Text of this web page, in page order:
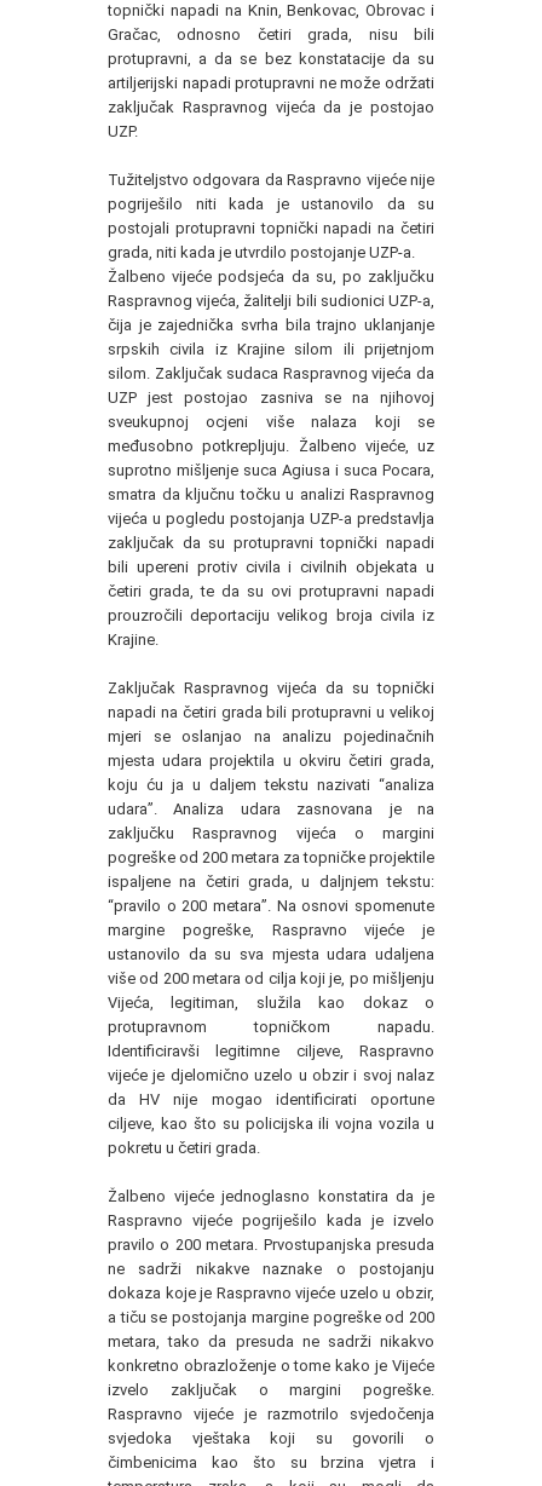
topnički napadi na Knin, Benkovac, Obrovac i
Gračac, odnosno četiri grada, nisu bili
protupravni, a da se bez konstatacije da su
artiljerijski napadi protupravni ne može održati
zaključak Raspravnog vijeća da je postojao
UZP.
Tužiteljstvo odgovara da Raspravno vijeće nije
pogriješilo niti kada je ustanovilo da su
postojali protupravni topnički napadi na četiri
grada, niti kada je utvrdilo postojanje UZP-a.
Žalbeno vijeće podsjeća da su, po zaključku
Raspravnog vijeća, žalitelji bili sudionici UZP-a,
čija je zajednička svrha bila trajno uklanjanje
srpskih civila iz Krajine silom ili prijetnjom
silom. Zaključak sudaca Raspravnog vijeća da
UZP jest postojao zasniva se na njihovoj
sveukupnoj ocjeni više nalaza koji se
međusobno potkrepljuju. Žalbeno vijeće, uz
suprotno mišljenje suca Agiusa i suca Pocara,
smatra da ključnu točku u analizi Raspravnog
vijeća u pogledu postojanja UZP-a predstavlja
zaključak da su protupravni topnički napadi
bili upereni protiv civila i civilnih objekata u
četiri grada, te da su ovi protupravni napadi
prouzročili deportaciju velikog broja civila iz
Krajine.
Zaključak Raspravnog vijeća da su topnički
napadi na četiri grada bili protupravni u velikoj
mjeri se oslanjao na analizu pojedinačnih
mjesta udara projektila u okviru četiri grada,
koju ću ja u daljem tekstu nazivati “analiza
udara”. Analiza udara zasnovana je na
zaključku Raspravnog vijeća o margini
pogreške od 200 metara za topničke projektile
ispaljene na četiri grada, u daljnjem tekstu:
“pravilo o 200 metara”. Na osnovi spomenute
margine pogreške, Raspravno vijeće je
ustanovilo da su sva mjesta udara udaljena
više od 200 metara od cilja koji je, po mišljenju
Vijeća, legitiman, služila kao dokaz o
protupravnom topničkom napadu.
Identificiravši legitimne ciljeve, Raspravno
vijeće je djelomično uzelo u obzir i svoj nalaz
da HV nije mogao identificirati oportune
ciljeve, kao što su policijska ili vojna vozila u
pokretu u četiri grada.
Žalbeno vijeće jednoglasno konstatira da je
Raspravno vijeće pogriješilo kada je izvelo
pravilo o 200 metara. Prvostupanjska presuda
ne sadrži nikakve naznake o postojanju
dokaza koje je Raspravno vijeće uzelo u obzir,
a tiču se postojanja margine pogreške od 200
metara, tako da presuda ne sadrži nikakvo
konkretno obrazloženje o tome kako je Vijeće
izvelo zaključak o margini pogreške.
Raspravno vijeće je razmotrilo svjedočenja
svjedoka vještaka koji su govorili o
čimbenicima kao što su brzina vjetra i